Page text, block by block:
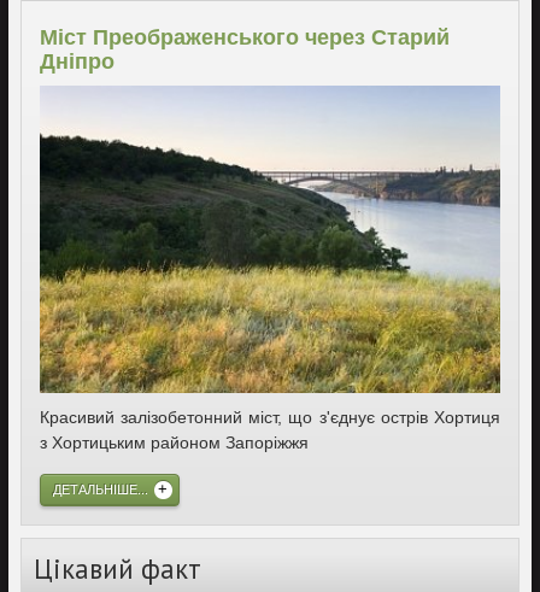
Міст Преображенського через Старий
Дніпро
Красивий залізобетонний міст, що з'єднує острів Хортиця
з Хортицьким районом Запоріжжя
ДЕТАЛЬНІШЕ...
Цікавий факт